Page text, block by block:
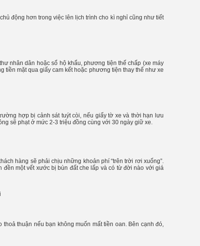
động hơn trong việc lên lịch trình cho kì nghỉ cũng như tiết
nhân dân hoặc sổ hộ khẩu, phương tiện thế chấp (xe máy
tiền mặt qua giấy cam kết hoặc phương tiện thay thế như xe
hợp bị cảnh sát tuýt còi, nếu giấy tờ xe và thời hạn lưu
sẽ phạt ở mức 2-3 triệu đồng cùng với 30 ngày giữ xe.
hàng sẽ phải chịu những khoản phí “trên trời rơi xuống”.
đền một vết xước bị bùn đất che lấp và có từ đời nào với giá
thuận nếu bạn không muốn mất tiền oan. Bên cạnh đó,